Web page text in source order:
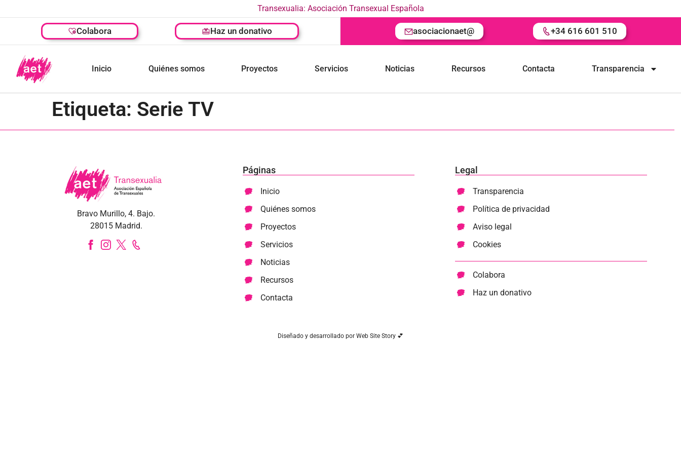
Transexualia: Asociación Transexual Española
Inicio Quiénes somos Proyectos Servicios Noticias Recursos Contacta Transparencia
Colabora Haz un donativo asociacionaet@ +34 616 601 510
Etiqueta: Serie TV
Bravo Murillo, 4. Bajo.
28015 Madrid.
Páginas
Inicio
Quiénes somos
Proyectos
Servicios
Noticias
Recursos
Contacta
Legal
Transparencia
Política de privacidad
Aviso legal
Cookies
Colabora
Haz un donativo
Diseñado y desarrollado por Web Site Story 💕